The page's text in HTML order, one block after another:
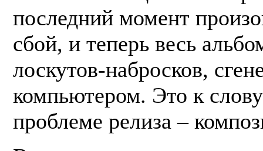
последний момент
сбой, и теперь весь
лоскутов-набросков,
компьютером. Это к
проблеме релиза –